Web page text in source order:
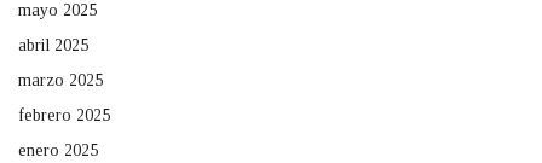
mayo 2025
abril 2025
marzo 2025
febrero 2025
enero 2025